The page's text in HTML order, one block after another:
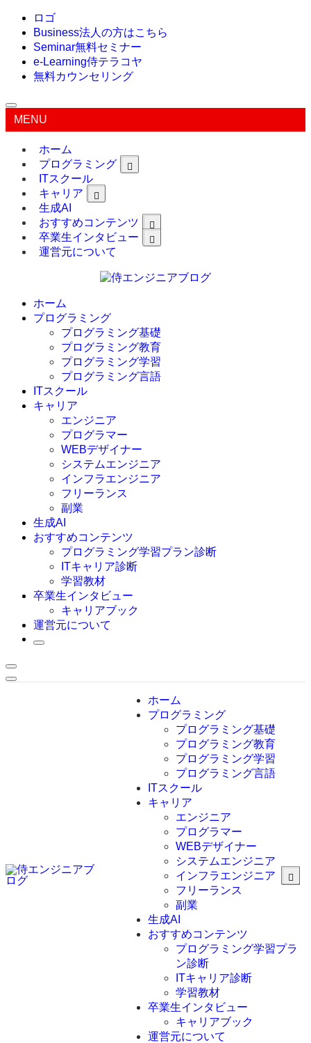
ロゴ
Business法人の方はこちら
Seminar無料セミナー
e-Learning侍テラコヤ
無料カウンセリング
MENU
ホーム
プログラミング
ITスクール
キャリア
生成AI
おすすめコンテンツ
卒業生インタビュー
運営元について
ホーム
プログラミング
プログラミング基礎
プログラミング教育
プログラミング学習
プログラミング言語
C言語
C#
VBA
Go言語
Kotlin
Java
JavaScript
Swift
Ruby
その他言語
ITスクール
キャリア
エンジニア
プログラマー
WEBデザイナー
システムエンジニア
インフラエンジニア
フリーランス
副業
生成AI
おすすめコンテンツ
プログラミング学習プラン診断
ITキャリア診断
学習教材
卒業生インタビュー
キャリアブック
運営元について
ホーム
プログラミング
プログラミング基礎
プログラミング教育
プログラミング学習
プログラミング言語
C言語
C#
VBA
Go言語
Kotlin
Java
JavaScript
Swift
Ruby
ITスクール
キャリア
エンジニア
プログラマー
WEBデザイナー
システムエンジニア
インフラエンジニア
フリーランス
副業
生成AI
おすすめコンテンツ
プログラミング学習プラ
ン診断
ITキャリア診断
学習教材
卒業生インタビュー
キャリアブック
運営元について